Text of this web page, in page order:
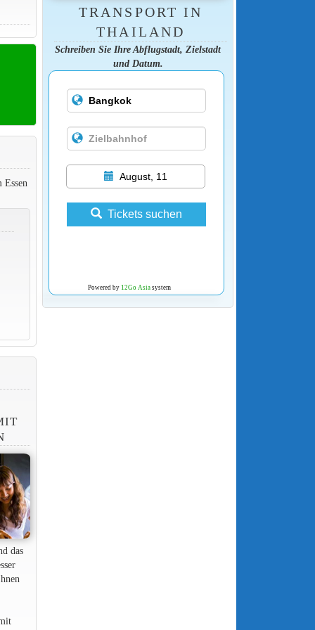
das
TRANSPORT IN
THAILAND
Schreiben Sie Ihre Abflugstadt, Zielstadt
und Datum.
August, 11
Tickets suchen
Powered by 12Go Asiasystem